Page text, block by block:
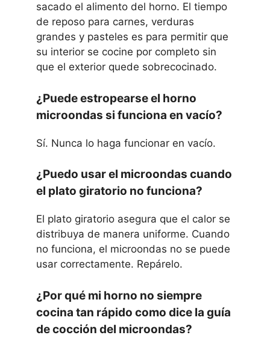
sacado el alimento del horno. El tiempo
de reposo para carnes, verduras
grandes y pasteles es para permitir que
su interior se cocine por completo sin
que el exterior quede sobrecocinado.
¿Puede estropearse el horno
microondas si funciona en vacío?
Sí. Nunca lo haga funcionar en vacío.
¿Puedo usar el microondas cuando
el plato giratorio no funciona?
El plato giratorio asegura que el calor se
distribuya de manera uniforme. Cuando
no funciona, el microondas no se puede
usar correctamente. Repárelo.
¿Por qué mi horno no siempre
cocina tan rápido como dice la guía
de cocción del microondas?